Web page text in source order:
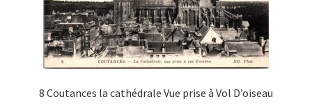
8 Coutances la cathédrale Vue prise à Vol D’oiseau